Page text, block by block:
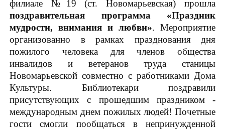
филиале №19 (ст. Новомарьевская) прошла
поздравительная программа «Праздник
мудрости, внимания и любви». Мероприятие
организованно в рамках празднования дня
пожилого человека для членов общества
инвалидов и ветеранов труда станицы
Новомарьевской совместно с работниками Дома
Культуры. Библиотекари поздравили
присутствующих с прошедшим праздником -
международным днем пожилых людей! Почетные
гости смогли пообщаться в непринужденной